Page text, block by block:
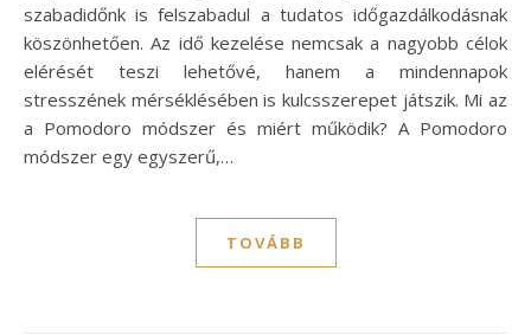
szabadidőnk is felszabadul a tudatos időgazdálkodásnak
köszönhetően. Az idő kezelése nemcsak a nagyobb célok
elérését teszi lehetővé, hanem a mindennapok
stresszének mérséklésében is kulcsszerepet játszik. Mi az
a Pomodoro módszer és miért működik? A Pomodoro
módszer egy egyszerű,…
TOVÁBB